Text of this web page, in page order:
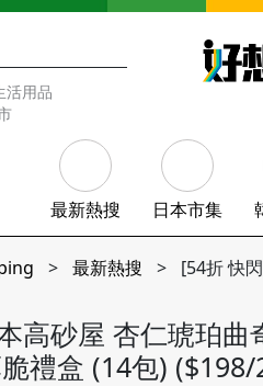
活用品
最新熱搜 日本市集
> 最新熱搜 > [54折 快
高砂屋 杏仁琥珀曲
禮盒 (14包) ($198/